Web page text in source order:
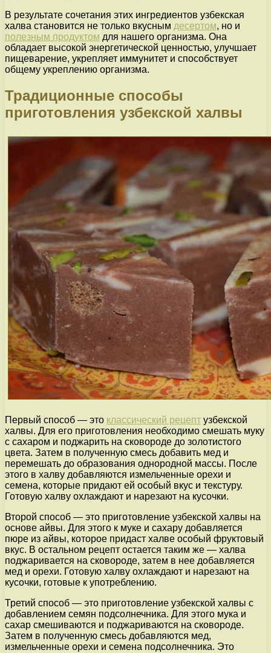
В результате сочетания этих ингредиентов узбекская
халва становится не только вкусным десертом, но и
полезным продуктом для нашего организма. Она
обладает высокой энергетической ценностью, улучшает
пищеварение, укрепляет иммунитет и способствует
общему укреплению организма.
Традиционные способы
приготовления узбекской халвы
Первый способ — это классический рецепт узбекской
халвы. Для его приготовления необходимо смешать муку
с сахаром и поджарить на сковороде до золотистого
цвета. Затем в полученную смесь добавить мед и
перемешать до образования однородной массы. После
этого в халву добавляются измельченные орехи и
семена, которые придают ей особый вкус и текстуру.
Готовую халву охлаждают и нарезают на кусочки.
Второй способ — это приготовление узбекской халвы на
основе айвы. Для этого к муке и сахару добавляется
пюре из айвы, которое придаст халве особый фруктовый
вкус. В остальном рецепт остается таким же — халва
поджаривается на сковороде, затем в нее добавляется
мед и орехи. Готовую халву охлаждают и нарезают на
кусочки, готовые к употреблению.
Третий способ — это приготовление узбекской халвы с
добавлением семян подсолнечника. Для этого мука и
сахар смешиваются и поджариваются на сковороде.
Затем в полученную смесь добавляются мед,
измельченные орехи и семена подсолнечника. Это